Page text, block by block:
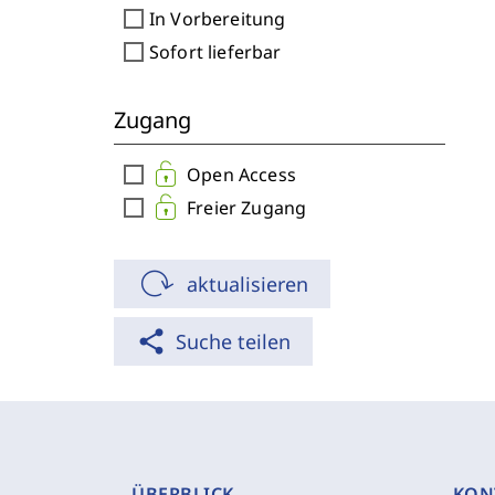
check_box_outline_blank In Vorbereitung
check_box_outline_blank Sofort lieferbar
Zugang
check_box_outline_blank Open Access
check_box_outline_blank Freier Zugang
aktualisieren
share Suche teilen